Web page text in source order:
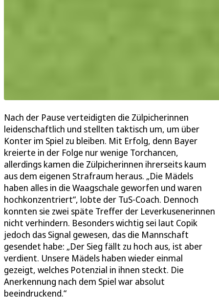
Nach der Pause verteidigten die Zülpicherinnen
leidenschaftlich und stellten taktisch um, um über
Konter im Spiel zu bleiben. Mit Erfolg, denn Bayer
kreierte in der Folge nur wenige Torchancen,
allerdings kamen die Zülpicherinnen ihrerseits kaum
aus dem eigenen Strafraum heraus. „Die Mädels
haben alles in die Waagschale geworfen und waren
hochkonzentriert“, lobte der TuS-Coach. Dennoch
konnten sie zwei späte Treffer der Leverkusenerinnen
nicht verhindern. Besonders wichtig sei laut Copik
jedoch das Signal gewesen, das die Mannschaft
gesendet habe: „Der Sieg fällt zu hoch aus, ist aber
verdient. Unsere Mädels haben wieder einmal
gezeigt, welches Potenzial in ihnen steckt. Die
Anerkennung nach dem Spiel war absolut
beeindruckend.“